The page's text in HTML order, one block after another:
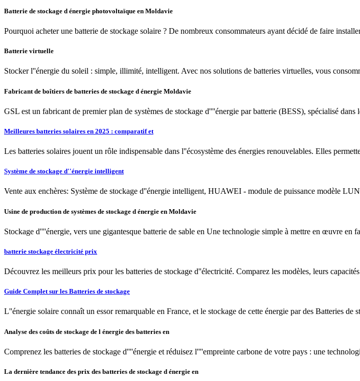
Batterie de stockage d énergie photovoltaïque en Moldavie
Pourquoi acheter une batterie de stockage solaire ? De nombreux consommateurs ayant décidé de faire
Batterie virtuelle
Stocker l''énergie du soleil : simple, illimité, intelligent. Avec nos solutions de batteries virtuelles, vous
Fabricant de boîtiers de batteries de stockage d énergie Moldavie
GSL est un fabricant de premier plan de systèmes de stockage d''''énergie par batterie (BESS), spécialisé
Meilleures batteries solaires en 2025 : comparatif et
Les batteries solaires jouent un rôle indispensable dans l''écosystème des énergies renouvelables. Elles
Système de stockage d''énergie intelligent
Vente aux enchères: Système de stockage d''énergie intelligent, HUAWEI - module de puissance modèle
Usine de production de systèmes de stockage d énergie en Moldavie
Stockage d''''énergie, vers une gigantesque batterie de sable en Une technologie simple à mettre en œuvre
batterie stockage électricité prix
Découvrez les meilleurs prix pour les batteries de stockage d''électricité. Comparez les modèles, leurs
Guide Complet sur les Batteries de stockage
L''énergie solaire connaît un essor remarquable en France, et le stockage de cette énergie par des Batteries de
Analyse des coûts de stockage de l énergie des batteries en
Comprenez les batteries de stockage d''''énergie et réduisez l''''empreinte carbone de votre pays : une
La dernière tendance des prix des batteries de stockage d énergie en